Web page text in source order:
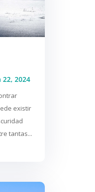
22, 2024
existir
tantas...